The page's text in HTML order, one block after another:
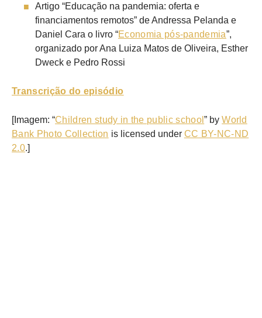
Artigo “Educação na pandemia: oferta e
financiamentos remotos” de Andressa Pelanda e
Daniel Cara o livro “Economia pós-pandemia”,
organizado por Ana Luiza Matos de Oliveira, Esther
Dweck e Pedro Rossi
Transcrição do episódio
[Imagem: “Children study in the public school” byWorld
Bank Photo Collection is licensed under CC BY-NC-ND
2.0.]